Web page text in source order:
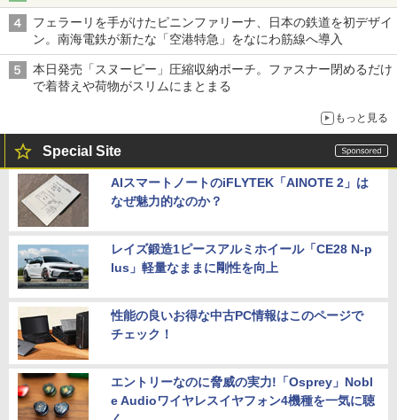
フェラーリを手がけたピニンファリーナ、日本の鉄道を初デザイ
ン。南海電鉄が新たな「空港特急」をなにわ筋線へ導入
本日発売「スヌーピー」圧縮収納ポーチ。ファスナー閉めるだけ
で着替えや荷物がスリムにまとまる
もっと見る
Special Site
AIスマートノートのiFLYTEK「AINOTE 2」は
なぜ魅力的なのか？
レイズ鍛造1ピースアルミホイール「CE28 N-p
lus」軽量なままに剛性を向上
性能の良いお得な中古PC情報はこのページで
チェック！
エントリーなのに脅威の実力!「Osprey」Nobl
e Audioワイヤレスイヤフォン4機種を一気に聴